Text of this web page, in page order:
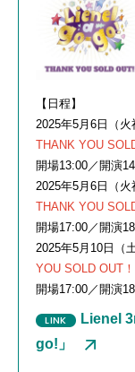
【日程】
2025年5⽉6⽇（
THANK YOU
開場13:00／開演
2025年5⽉6⽇（
THANK YOU
開場17:00／開演
2025年5⽉10⽇
YOU SOLD OUT！
開場17:00／開演
Lienel
go!」